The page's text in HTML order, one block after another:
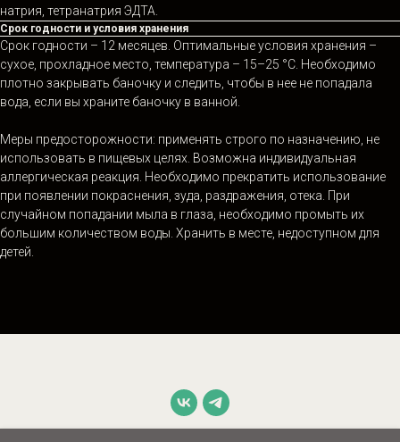
натрия, тетранатрия ЭДТА.
Срок годности и условия хранения
Срок годности – 12 месяцев. Оптимальные условия хранения –
сухое, прохладное место, температура – 15–25 °С. Необходимо
плотно закрывать баночку и следить, чтобы в нее не попадала
вода, если вы храните баночку в ванной.
Меры предосторожности: применять строго по назначению, не
использовать в пищевых целях. Возможна индивидуальная
аллергическая реакция. Необходимо прекратить использование
при появлении покраснения, зуда, раздражения, отека. При
случайном попадании мыла в глаза, необходимо промыть их
большим количеством воды. Хранить в месте, недоступном для
детей.